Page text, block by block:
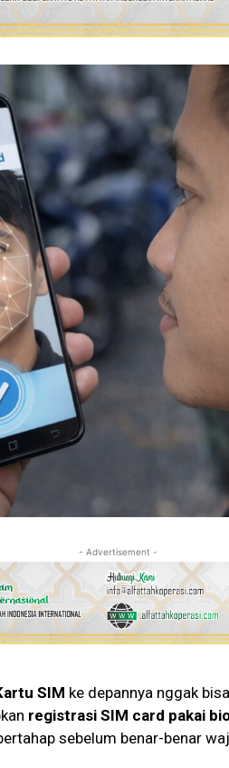
- Advertisement -
SIM ke depannya nggak
registrasi SIM card pakai
sebelum benar-benar